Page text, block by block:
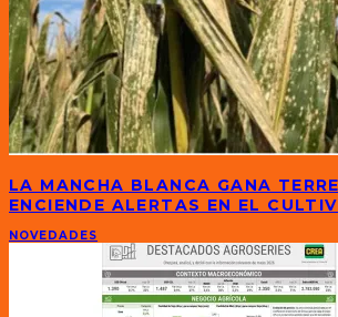
LA MANCHA BLANCA GANA
ENCIENDE ALERTAS EN EL
NOVEDADES